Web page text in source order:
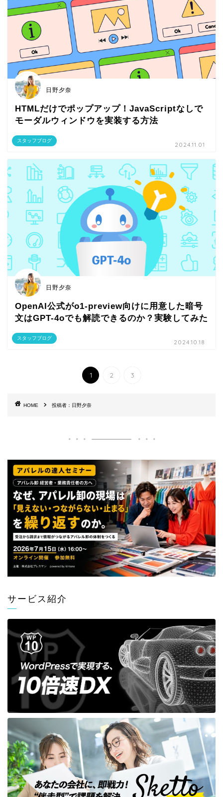
スタッフブログ
日野夕奈
HTMLだけでポップアップ！JavaScriptなしで
モーダルウィンドウを実装する方法
2024.11.01
スタッフブログ
日野夕奈
OpenAI公式がo1-preview向けに用意した暗号
文はGPT-4oでも解読できるのか？実験してみた
2024.10.18
1 2 3
HOME 投稿者：日野夕奈
サービス紹介